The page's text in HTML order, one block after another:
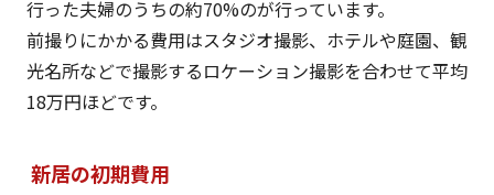
行った夫婦のうちの約70%のが行っています。
前撮りにかかる費用はスタジオ撮影、ホテルや庭園、観
光名所などで撮影するロケーション撮影を合わせて平均
18万円ほどです。
新居の初期費用